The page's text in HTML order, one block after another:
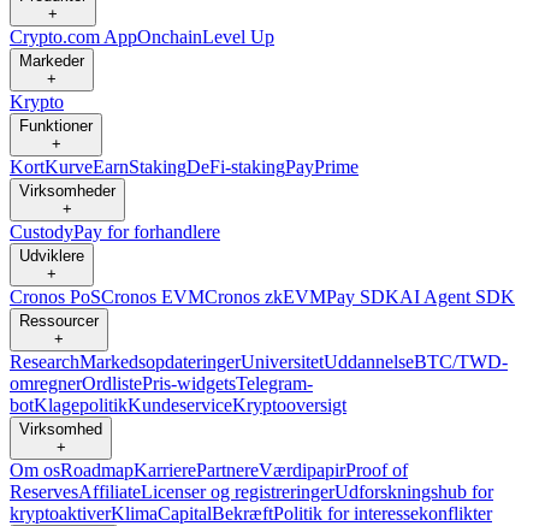
+
Crypto.com AppOnchainLevel Up
Markeder
+
Krypto
Funktioner
+
KortKurveEarnStakingDeFi-stakingPayPrime
Virksomheder
+
CustodyPay for forhandlere
Udviklere
+
Cronos PoSCronos EVMCronos zkEVMPay SDKAI Agent SDK
Ressourcer
+
ResearchMarkedsopdateringerUniversitetUddannelseBTC/TWD-
omregnerOrdlistePris-widgetsTelegram-
botKlagepolitikKundeserviceKryptooversigt
Virksomhed
+
Om osRoadmapKarrierePartnereVærdipapirProof of
ReservesAffiliateLicenser og registreringerUdforskningshub for
kryptoaktiverKlimaCapitalBekræftPolitik for interessekonflikter